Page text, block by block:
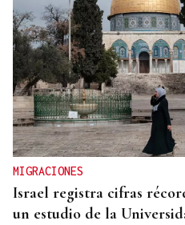
MIGRACIONES
Israel registra cifras
un estudio de la